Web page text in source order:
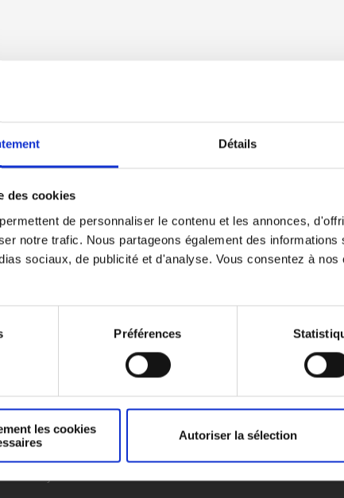
Détails
des cookies
de personnaliser le contenu et les annonces,
notre trafic. Nous partageons également des
sociaux, de publicité et d'analyse. Vous consentez à
Préférences
les cookies
Autoriser la sélection
S'ABONNER
Abonnez-vous pour rester au courant des